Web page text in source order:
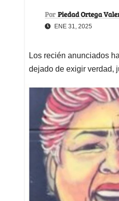
Por Piedad Ortega
ENE 31, 2025
Los recién anunciados
dejado de exigir verdad,